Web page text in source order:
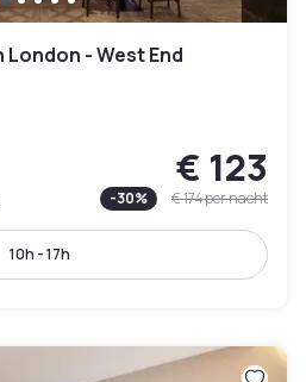
- West End
€ 123
-30% € 174per nacht
10h - 17h